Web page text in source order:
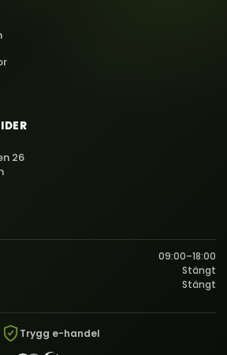
26
09:00–18:00
Stängt
Stängt
Trygg e-handel